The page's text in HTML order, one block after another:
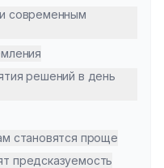
современным
решений в день
становятся проще
предсказуемость